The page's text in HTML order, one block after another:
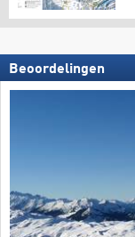
Beoordelingen